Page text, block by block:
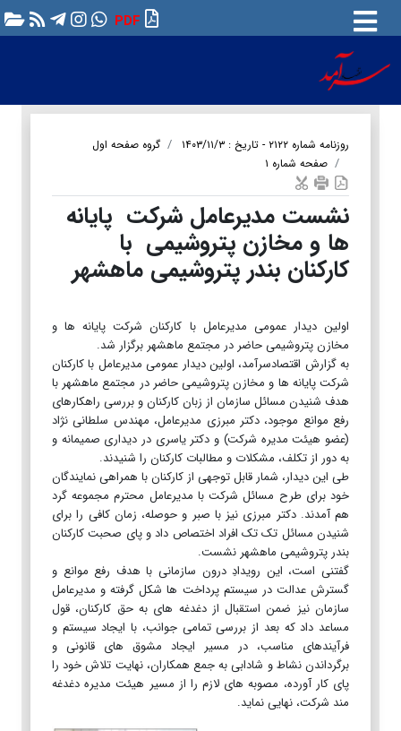
PDF
روزنامه شماره ۲۱۲۲ - تاریخ : ۱۴۰۳/۱۱/۳
گروه صفحه اول
صفحه شماره ۱
نشست مدیرعامل شرکت پایانه
ها و مخازن پتروشیمی با
کارکنان بندر پتروشیمی ماهشهر
اولین دیدار عمومی مدیرعامل با کارکنان شرکت پایانه ها و
مخازن پتروشیمی حاضر در مجتمع ماهشهر برگزار شد.
به گزارش اقتصادسرآمد، اولین دیدار عمومی مدیرعامل با کارکنان
شرکت پایانه ها و مخازن پتروشیمی حاضر در مجتمع ماهشهر با
هدف شنیدن مسائل سازمان از زبان کارکنان و بررسی راهکارهای
رفع موانع موجود، دکتر مبرزی مدیرعامل، مهندس سلطانی نژاد
(عضو هیئت مدیره شرکت) و دکتر یاسری در دیداری صمیمانه و
به دور از تکلف، مشکلات و مطالبات کارکنان را شنیدند.
طی این دیدار، شمار قابل توجهی از کارکنان با همراهی نمایندگان
خود برای طرح مسائل شرکت با مدیرعامل محترم مجموعه گرد
هم آمدند. دکتر مبرزی نیز با صبر و حوصله، زمان کافی را برای
شنیدن مسائل تک تک افراد اختصاص داد و پای صحبت کارکنان
بندر پتروشیمی ماهشهر نشست.
گفتنی است، این رویدادِ درون سازمانی با هدف رفع موانع و
گسترش عدالت در سیستم پرداخت ها شکل گرفته و مدیرعامل
سازمان نیز ضمن استقبال از دغدغه های به حق کارکنان، قول
مساعد داد که بعد از بررسی تمامی جوانب، با ایجاد سیستم و
فرآیندهای مناسب، در مسیر ایجاد مشوق های قانونی و
برگرداندن نشاط و شادابی به جمع همکاران، نهایت تلاش خود را
پای کار آورده، مصوبه های لازم را از مسیر هیئت مدیره دغدغه
مند شرکت، نهایی نماید.